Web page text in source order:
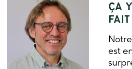
ÇA
est